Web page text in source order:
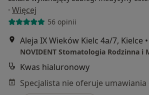
· Więcej
56 opinii
Aleja IX Wieków Kielc 4a/7, Kielce •
Kwas hialuronowy